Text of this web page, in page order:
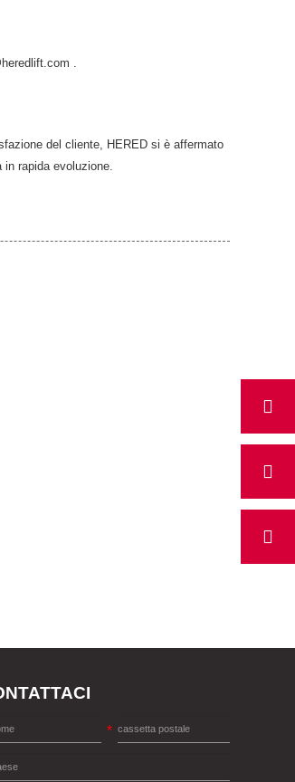
.
del cliente, HERED si è affermato
rapida evoluzione.